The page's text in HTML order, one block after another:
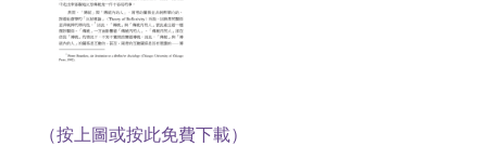
（按上圖或按此免費下載）